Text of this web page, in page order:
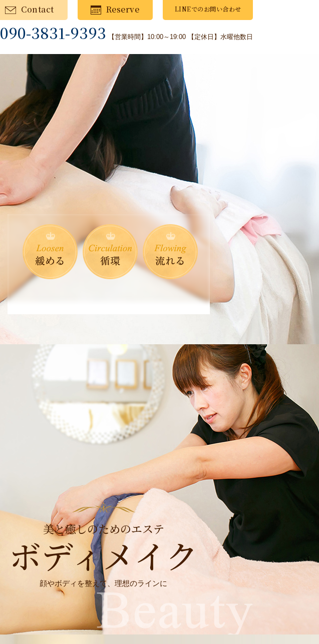
Contact Reserve LINEでのお問い合わせ
090-3831-9393 【営業時間】10:00～19:00 【定休日】水曜他数日
美と癒しのためのエステ
ボディメイク
顔やボディを整えて、理想のラインに